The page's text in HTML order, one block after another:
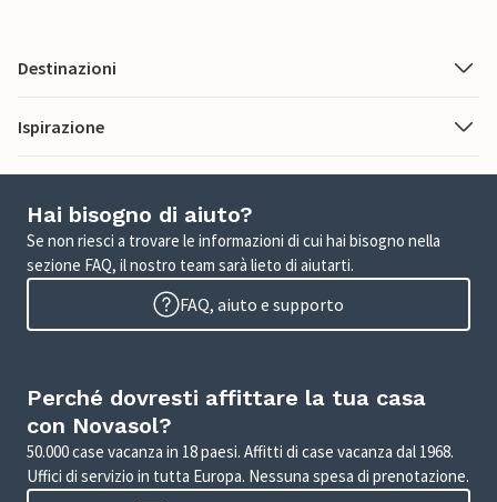
Destinazioni
Ispirazione
Hai bisogno di aiuto?
Se non riesci a trovare le informazioni di cui hai bisogno nella
sezione FAQ, il nostro team sarà lieto di aiutarti.
FAQ, aiuto e supporto
Perché dovresti affittare la tua casa
con Novasol?
50.000 case vacanza in 18 paesi. Affitti di case vacanza dal 1968.
Uffici di servizio in tutta Europa. Nessuna spesa di prenotazione.